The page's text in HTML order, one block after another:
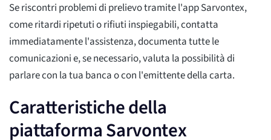
Se riscontri problemi di prelievo tramite l'app Sarvontex,
come ritardi ripetuti o rifiuti inspiegabili, contatta
immediatamente l'assistenza, documenta tutte le
comunicazioni e, se necessario, valuta la possibilità di
parlare con la tua banca o con l'emittente della carta.
Caratteristiche della
piattaforma Sarvontex